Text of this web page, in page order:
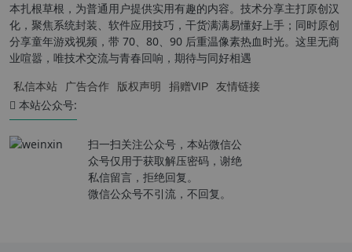
本扎根草根，为普通用户提供实用有趣的内容。技术分享主打原创汉
化，聚焦系统封装、软件应用技巧，干货满满易懂好上手；同时原创
分享童年游戏视频，带 70、80、90 后重温像素热血时光。这里无商
业喧嚣，唯技术交流与青春回响，期待与同好相遇
私信本站 广告合作 版权声明 捐赠VIP 友情链接
本站公众号:
扫一扫关注公众号，本站微信公
众号仅用于获取解压密码，谢绝
私信留言，拒绝回复。
微信公众号不引流，不回复。